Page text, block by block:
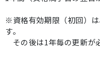
※資格有効期限（初回）
す。
その後は1年毎の更新が